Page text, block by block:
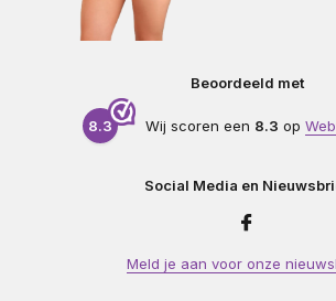
Beoordeeld met
8.3 Wij scoren een 8.3 op
Social Media en
Meld je aan voor onze